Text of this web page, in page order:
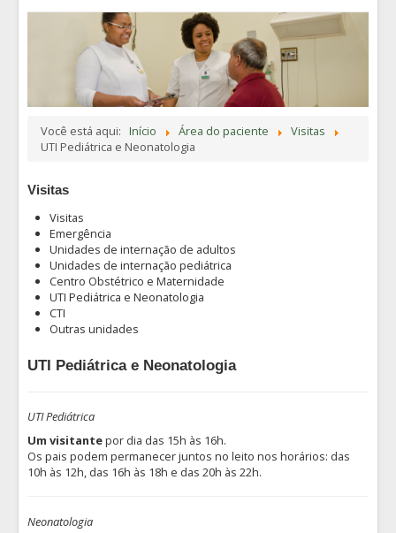
Você está aqui: Início Área do paciente
Visitas
UTI Pediátrica e Neonatologia
Visitas
Visitas
Emergência
Unidades de internação de adultos
Unidades de internação pediátrica
Centro Obstétrico e Maternidade
UTI Pediátrica e Neonatologia
CTI
Outras unidades
UTI Pediátrica e Neonatologia
UTI Pediátrica
Um visitantepor dia das 15h às 16h.
Os pais podem permanecer juntos no leito nos horários: das
10h às 12h, das 16h às 18h e das 20h às 22h.
Neonatologia